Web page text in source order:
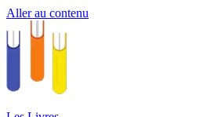
Aller au contenu